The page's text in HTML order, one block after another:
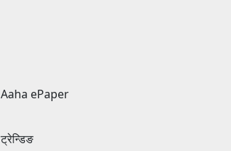
Aaha ePaper
ट्रेन्डिङ